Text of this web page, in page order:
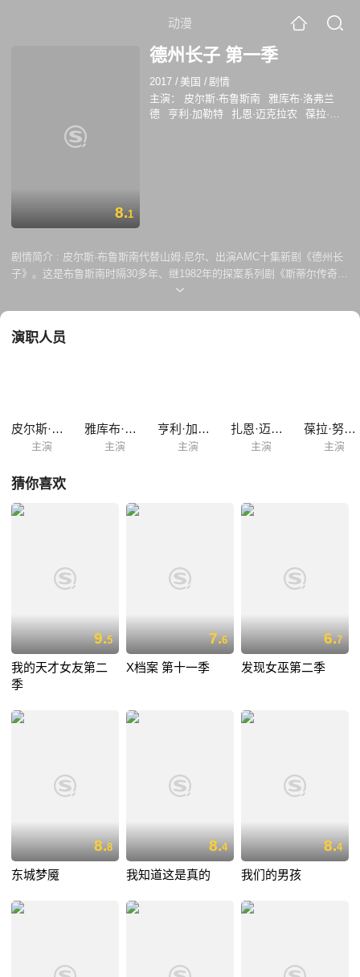
动漫
8.1
德州长子 第一季
2017 / 美国 /剧情
主演：
皮尔斯·布鲁斯南
雅库布·洛弗兰
德
亨利·加勒特 扎恩·迈克拉农
葆拉·努
剧情简介 : 皮尔斯·布鲁斯南代替山姆·尼尔、出演AMC十集新剧《德州长
子》。这是布鲁斯南时隔30多年、继1982年的探案系列剧《斯蒂尔传奇》
后再次以男主身份重回小荧屏。该剧改编自菲利普·迈耶的同名小说，迈耶
演职人员
皮尔斯·布鲁斯南
主演
雅库布·洛弗兰德
主演
亨利·加勒特
主演
扎恩·迈克拉农
主演
葆拉·努涅斯
主演
猜你喜欢
9.5
我的天才女友第二
季
7.6
X档案 第十一季
6.7
发现女巫第二季
8.8
东城梦魇
8.4
我知道这是真的
8.4
我们的男孩